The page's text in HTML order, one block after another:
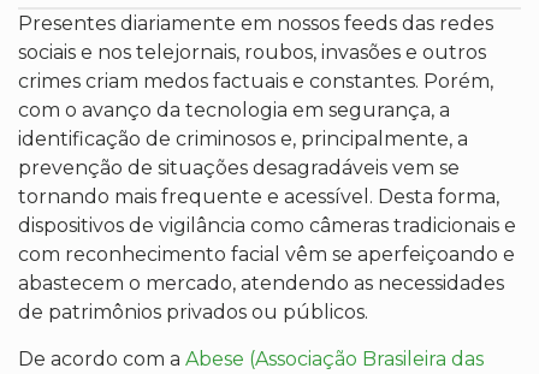
Presentes diariamente em nossos feeds das redes
sociais e nos telejornais, roubos, invasões e outros
crimes criam medos factuais e constantes. Porém,
com o avanço da tecnologia em segurança, a
identificação de criminosos e, principalmente, a
prevenção de situações desagradáveis vem se
tornando mais frequente e acessível. Desta forma,
dispositivos de vigilância como câmeras tradicionais e
com reconhecimento facial vêm se aperfeiçoando e
abastecem o mercado, atendendo as necessidades
de patrimônios privados ou públicos.
De acordo com a Abese (Associação Brasileira das